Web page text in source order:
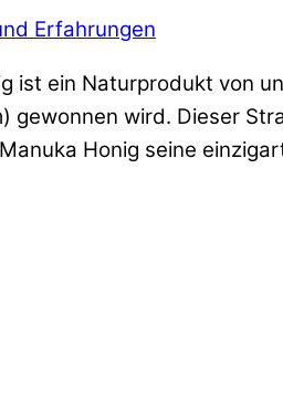
Erfahrungen
ist ein Naturprodukt von
gewonnen wird. Dieser
Honig seine